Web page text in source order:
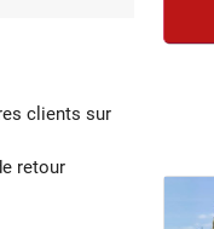
clients sur
retour